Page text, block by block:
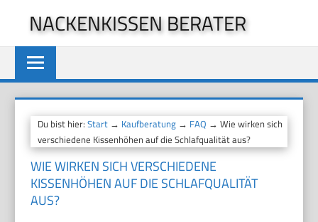
springen
NACKENKISSEN BERATER
Du bist hier:Start → Kaufberatung → FAQ → Wie wirken sich
verschiedene Kissenhöhen auf die Schlafqualität aus?
WIE WIRKEN SICH VERSCHIEDENE
KISSENHÖHEN AUF DIE SCHLAFQUALITÄT
AUS?